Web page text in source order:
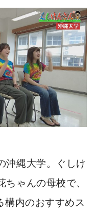
沖縄大学。ぐしけ
ゃんの母校で、
内のおすすめス